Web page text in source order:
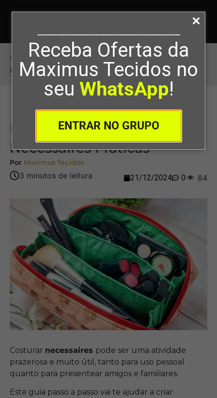
-----------------------------------------------------------
Receba Ofertas da
Maximus Tecidos no
seu WhatsApp!
ENTRAR NO GRUPO
Início>Passo a Passo para Costurar Necessaires
Práticas
Passo a Passo para Costurar
Necessaires Práticas
Por Maximus Tecidos
21/12/2024 0 84
Costurar necessaires pode ser uma atividade
prazerosa e muito útil, tanto para uso pessoal
quanto para presentear amigos e familiares.
Este guia passo a passo vai te ajudar a criar